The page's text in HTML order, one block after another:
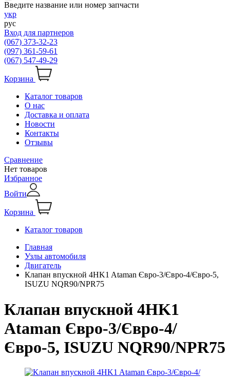
Введите название или номер запчасти
укр
рус
Вход для партнеров
(067) 373-32-23
(097) 361-59-61
(067) 547-49-29
Корзина
Каталог товаров
О нас
Доставка и оплата
Новости
Контакты
Отзывы
Сравнение
Нет товаров
Избранное
Войти
Корзина
Каталог товаров
Главная
Узлы автомобиля
Двигатель
Клапан впускной 4HK1 Ataman Євро-3/Євро-4/Євро-5,
ISUZU NQR90/NPR75
Клапан впускной 4HK1
Ataman Євро-3/Євро-4/
Євро-5, ISUZU NQR90/NPR75